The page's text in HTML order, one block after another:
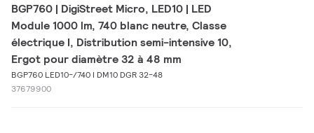
BGP760 | DigiStreet Micro, LED10 | LED
Module 1000 lm, 740 blanc neutre, Classe
électrique I, Distribution semi-intensive 10,
Ergot pour diamètre 32 à 48 mm
BGP760 LED10-/740 I DM10 DGR 32-48
37679900